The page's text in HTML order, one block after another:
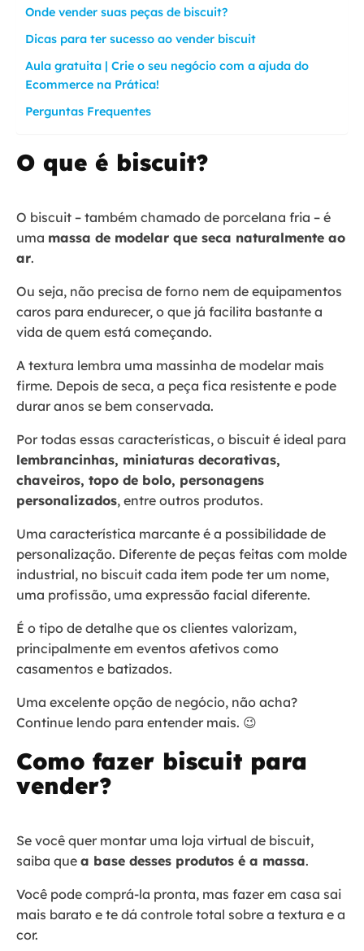
Onde vender suas peças de biscuit?
Dicas para ter sucesso ao vender biscuit
Aula gratuita | Crie o seu negócio com a ajuda do
Ecommerce na Prática!
Perguntas Frequentes
O que é biscuit?
O biscuit – também chamado de porcelana fria – é
uma massa de modelar que seca naturalmente ao
ar.
Ou seja, não precisa de forno nem de equipamentos
caros para endurecer, o que já facilita bastante a
vida de quem está começando.
A textura lembra uma massinha de modelar mais
firme. Depois de seca, a peça fica resistente e pode
durar anos se bem conservada.
Por todas essas características, o biscuit é ideal para
lembrancinhas, miniaturas decorativas,
chaveiros, topo de bolo, personagens
personalizados, entre outros produtos.
Uma característica marcante é a possibilidade de
personalização. Diferente de peças feitas com molde
industrial, no biscuit cada item pode ter um nome,
uma profissão, uma expressão facial diferente.
É o tipo de detalhe que os clientes valorizam,
principalmente em eventos afetivos como
casamentos e batizados.
Uma excelente opção de negócio, não acha?
Continue lendo para entender mais. 😉
Como fazer biscuit para
vender?
Se você quer montar uma loja virtual de biscuit,
saiba que a base desses produtos é a massa.
Você pode comprá-la pronta, mas fazer em casa sai
mais barato e te dá controle total sobre a textura e a
cor.